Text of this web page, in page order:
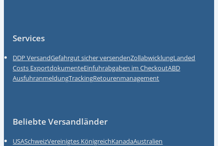
Services
DDP VersandGefahrgut sicher versendenZollabwicklungLanded
Costs ExportdokumenteEinfuhrabgaben im CheckoutABD
AusfuhranmeldungTrackingRetourenmanagement
Beliebte Versandländer
USASchweizVereinigtes KönigreichKanadaAustralien